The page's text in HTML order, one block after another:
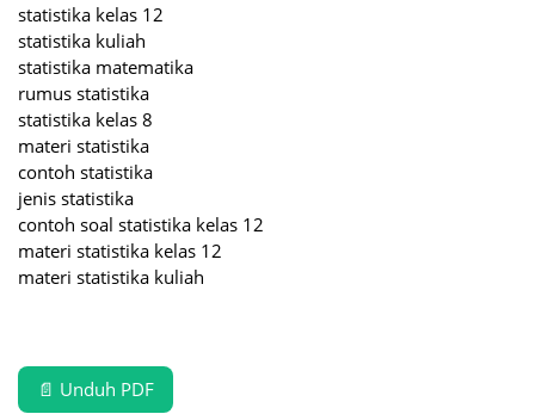
statistika kelas 12
statistika kuliah
statistika matematika
rumus statistika
statistika kelas 8
materi statistika
contoh statistika
jenis statistika
contoh soal statistika kelas 12
materi statistika kelas 12
materi statistika kuliah
📄 Unduh PDF